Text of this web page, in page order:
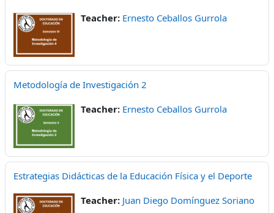
Teacher: Ernesto Ceballos Gurrola
Metodología de Investigación 2
Teacher: Ernesto Ceballos Gurrola
Estrategias Didácticas de la Educación Física y el Deporte
Teacher: Juan Diego Domínguez Soriano